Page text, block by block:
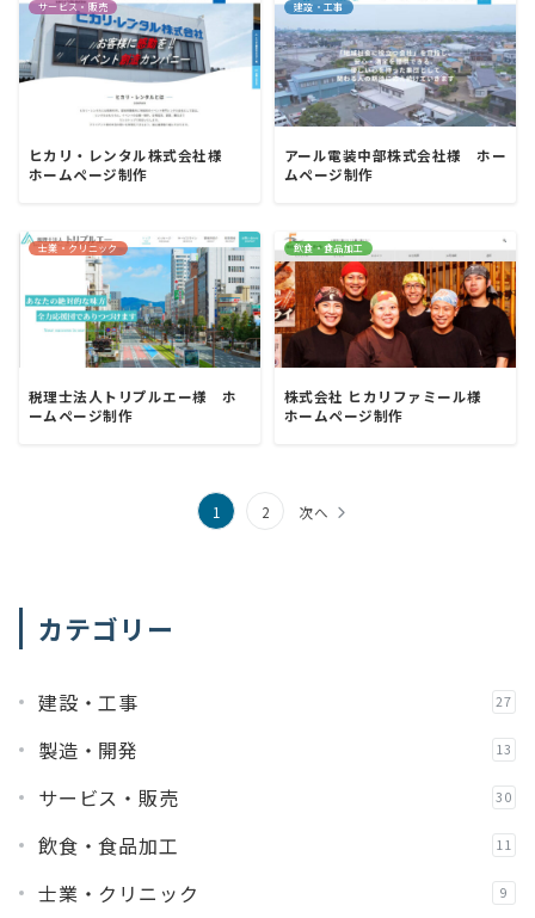
サービス・販売
ヒカリ・レンタル株式会社様
ホームページ制作
建設・工事
アール電装中部株式会社様 ホー
ムページ制作
士業・クリニック
税理士法人トリプルエー様 ホ
ームページ制作
飲食・食品加工
株式会社 ヒカリファミール様
ホームページ制作
ペ
ジ
送
り
1 2 次へ
カテゴリー
建設・工事 27
製造・開発 13
サービス・販売 30
飲食・食品加工 11
士業・クリニック 9